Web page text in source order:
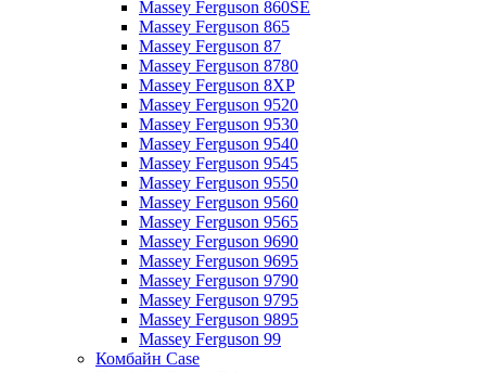
Massey Ferguson 860SE
Massey Ferguson 865
Massey Ferguson 87
Massey Ferguson 8780
Massey Ferguson 8XP
Massey Ferguson 9520
Massey Ferguson 9530
Massey Ferguson 9540
Massey Ferguson 9545
Massey Ferguson 9550
Massey Ferguson 9560
Massey Ferguson 9565
Massey Ferguson 9690
Massey Ferguson 9695
Massey Ferguson 9790
Massey Ferguson 9795
Massey Ferguson 9895
Massey Ferguson 99
Комбайн Case